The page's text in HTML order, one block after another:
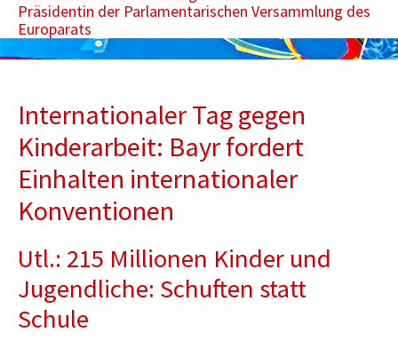
Präsidentin der Parlamentarischen Versammlung des
Europarats
Internationaler Tag gegen
Kinderarbeit: Bayr fordert
Einhalten internationaler
Konventionen
Utl.: 215 Millionen Kinder und
Jugendliche: Schuften statt
Schule